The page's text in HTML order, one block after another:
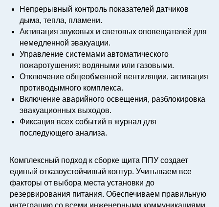
Непрерывный контроль показателей датчиков
дыма, тепла, пламени.
Активация звуковых и световых оповещателей для
немедленной эвакуации.
Управление системами автоматического
пожаротушения: водяными или газовыми.
Отключение общеобменной вентиляции, активация
противодымного комплекса.
Включение аварийного освещения, разблокировка
эвакуационных выходов.
Фиксация всех событий в журнал для
последующего анализа.
Комплексный подход к сборке щита ППУ создает
единый отказоустойчивый контур. Учитываем все
факторы от выбора места установки до
резервирования питания. Обеспечиваем правильную
интеграцию со всеми инженерными коммуникациями